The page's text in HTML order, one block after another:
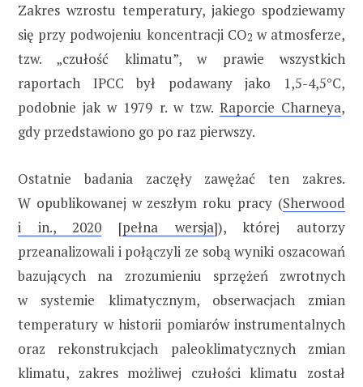
Zakres wzrostu temperatury, jakiego spodziewamy
się przy podwojeniu koncentracji CO2 w atmosferze,
tzw. „czułość klimatu”, w prawie wszystkich
raportach IPCC był podawany jako 1,5-4,5°C,
podobnie jak w 1979 r. w tzw. Raporcie Charneya,
gdy przedstawiono go po raz pierwszy.
Ostatnie badania zaczęły zawężać ten zakres.
W opublikowanej w zeszłym roku pracy (Sherwood
i in., 2020 [pełna wersja]), której autorzy
przeanalizowali i połączyli ze sobą wyniki oszacowań
bazujących na zrozumieniu sprzężeń zwrotnych
w systemie klimatycznym, obserwacjach zmian
temperatury w historii pomiarów instrumentalnych
oraz rekonstrukcjach paleoklimatycznych zmian
klimatu, zakres możliwej czułości klimatu został